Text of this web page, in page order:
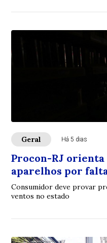
Geral Há 5 dias
Procon-RJ orienta
aparelhos por
Consumidor deve provar
ventos no estado